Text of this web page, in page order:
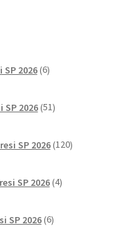
izberete
strani
2026 6izdelkov
2026 51izdelkov
SP 2026 120izdelkov
SP 2026 4izdelki
SP 2026 6izdelkov